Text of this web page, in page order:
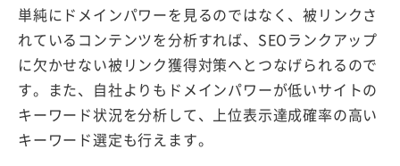
単純にドメインパワーを見るのではなく、被リンクさ
れているコンテンツを分析すれば、SEOランクアップ
に欠かせない被リンク獲得対策へとつなげられるので
す。また、自社よりもドメインパワーが低いサイトの
キーワード状況を分析して、上位表示達成確率の高い
キーワード選定も行えます。